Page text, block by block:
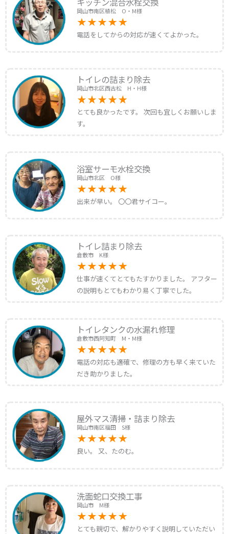
岡山市南区植松 O・M様
電話をしてからの対応が速くてよかった。
トイレの詰まり除去
岡山市北区西古松 H・H様
とても良かったです。 次回も宜しくお願いしま
す。
浴室サーモ水栓交換
岡山市北区 O様
出来が早い。 〇〇君サイコー。
トイレ詰まり除去
倉敷市 K様
仕事が速くてとてもたすかりました。 アフター
の説明もとてもわかり易く丁寧でした。
トイレタンクの水漏れ修理
倉敷市西阿知町 M・M様
電話の対応も適確で、修理の方も早く来ていた
だき助かりました。
屋外マス清掃・詰まり除去
岡山市南区福田 S様
良い。 又、たのむ。
洗面蛇口交換工事
岡山市 M様
とても親切で、解かりやすく説明していただい